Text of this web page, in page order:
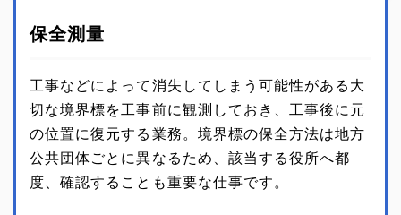
保全測量
工事などによって消失してしまう可能性がある大
切な境界標を工事前に観測しておき、工事後に元
の位置に復元する業務。境界標の保全方法は地方
公共団体ごとに異なるため、該当する役所へ都
度、確認することも重要な仕事です。